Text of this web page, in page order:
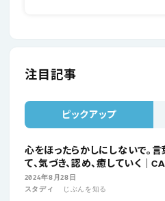
注目記事
ピックアップ
心をほったらかしにしないで。言
て、気づき、認め、癒していく｜
浦桃子
2024年8月28日
スタディ
じぶんを知る